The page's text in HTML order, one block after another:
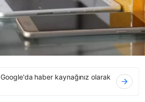
Google'da haber kaynağınız olarak